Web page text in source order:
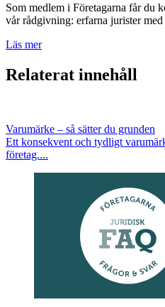
Som medlem i Företagarna får du
vår rådgivning: erfarna jurister
Läs mer
Relaterat innehåll
Varumärke – så sätter du grunden
Ett konsekvent och tydligt
företag....